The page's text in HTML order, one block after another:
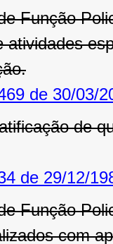
Função
atividades
de 30/03/
de
de 29/12/
Função
com